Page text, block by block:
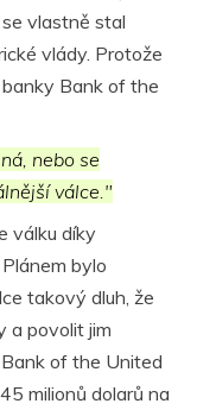
vlastně stal
vlády. Protože
Bank of the
nebo se
válce."
válku díky
bylo
takový dluh, že
a povolit jim
of the United
milionů dolarů na